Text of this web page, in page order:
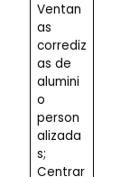
Ventan
as
corrediz
as de
alumini
o
person
alizada
s;
Centrar